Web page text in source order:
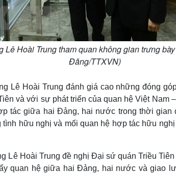
Hoài Trung tham quan không gian trưng
Đăng/TTXVN)
Lê Hoài Trung đánh giá cao những đóng
và với sự phát triển của quan hệ Việt Nam
tác giữa hai Đảng, hai nước trong thời
tình hữu nghị và mối quan hệ hợp tác hữu
Lê Hoài Trung đề nghị Đại sứ quán Triều
quan hệ giữa hai Đảng, hai nước và giao